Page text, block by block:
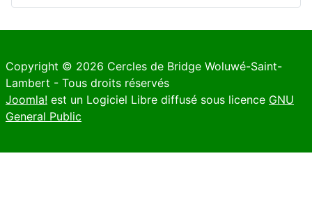
Copyright © 2026 Cercles de Bridge Woluwé-Saint-
Lambert - Tous droits réservés
Joomla! est un Logiciel Libre diffusé sous licence GNU
General Public